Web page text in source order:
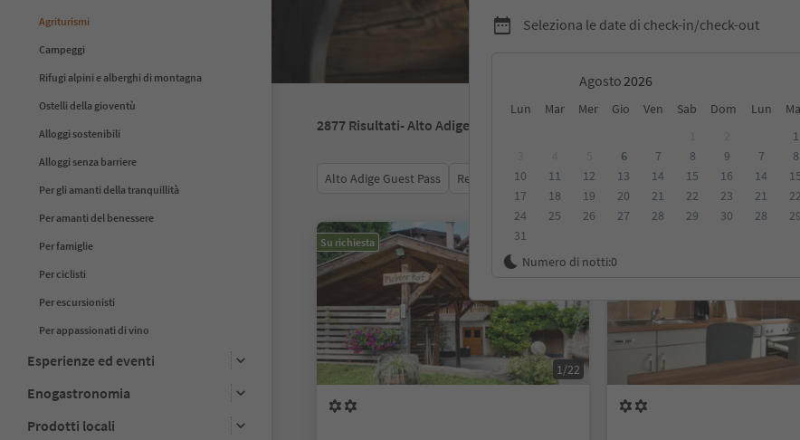
Agriturismi
Campeggi
Rifugi alpini e alberghi di montagna
Ostelli della gioventù
Alloggi sostenibili
Alloggi senza barriere
Per gli amanti della tranquillità
Per amanti del benessere
Per famiglie
Per ciclisti
Per escursionisti
Per appassionati di vino
Esperienze ed eventi
Enogastronomia
Prodotti locali
Seleziona le date di check-in/check-out
Agosto
Lun Mar Mer Gio Ven Sab Dom Lun
6 7 8
9
10
11 12 13 14 15
16
17
18 19 20 21 22
23
24
25 26 27 28 29
30
31
1
7
8
14
15
21
22
28
29
Numero di notti:0
2877 Risultati- Alto Adige
Alto Adige Guest Pass Recensioni Categoria Trattamento Alloggi
Su richiesta
1/22